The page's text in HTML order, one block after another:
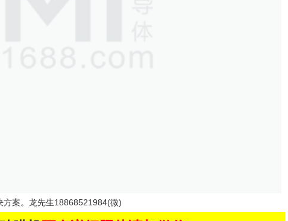
方案。龙先生18868521984(微)